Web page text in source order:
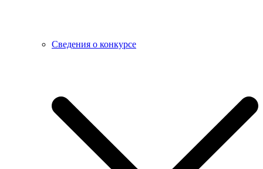
Сведения о конкурсе